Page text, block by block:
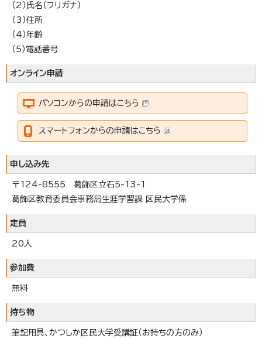
（2）氏名（フリガナ）
（3）住所
（4）年齢
（5）電話番号
オンライン申請
パソコンからの申請はこちら
スマートフォンからの申請はこちら
申し込み先
〒124-8555 葛飾区立石5-13-1
葛飾区教育委員会事務局生涯学習課 区民大学係
定員
20人
参加費
無料
持ち物
筆記用具、かつしか区民大学受講証（お持ちの方のみ）